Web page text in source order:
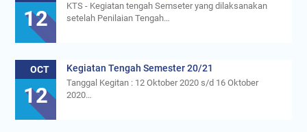
12
KTS - Kegiatan tengah Semseter yang dilaksanakan
setelah Penilaian Tengah…
OCT
12
Kegiatan Tengah Semester 20/21
Tanggal Kegitan : 12 Oktober 2020 s/d 16 Oktober
2020…